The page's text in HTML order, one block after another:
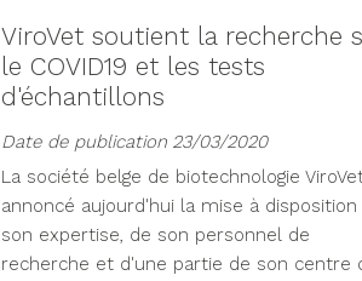
ViroVet soutient la recherche
le COVID19 et les tests
d'échantillons
Date de publication 23/03/2020
La société belge de biotechnologie
annoncé aujourd'hui la mise à disposition
son expertise, de son personnel de
recherche et d'une partie de son centre